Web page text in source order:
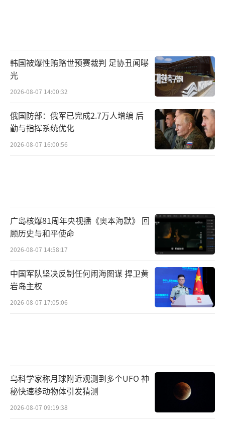
韩国被爆性贿赂世预赛裁判 足协丑闻曝
光
2026-08-07 14:00:32
俄国防部：俄军已完成2.7万人增编 后
勤与指挥系统优化
2026-08-07 16:00:56
广岛核爆81周年央视播《奥本海默》 回
顾历史与和平使命
2026-08-07 14:58:17
中国军队坚决反制任何闹海图谋 捍卫黄
岩岛主权
2026-08-07 17:05:06
乌科学家称月球附近观测到多个UFO 神
秘快速移动物体引发猜测
2026-08-07 09:19:38